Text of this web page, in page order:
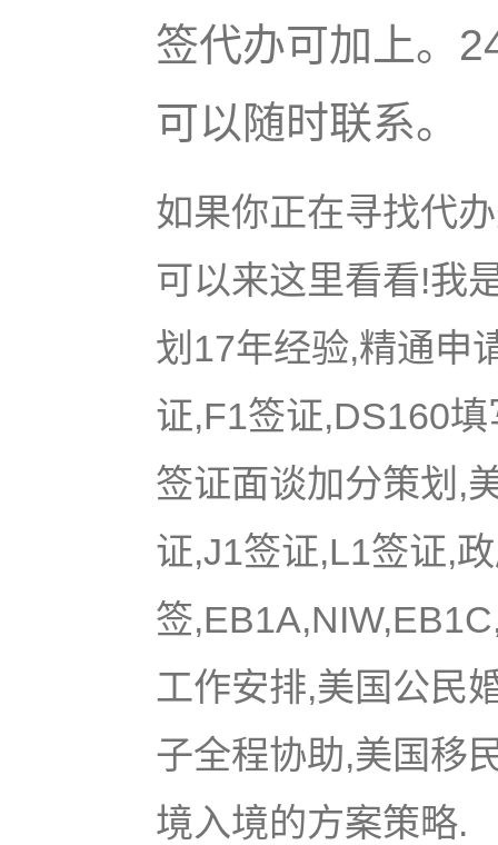
签代办可加上。
可以随时联系。
如果你正在寻找代
可以来这里看看!我
划17年经验,精通申
证,F1签证,DS160
签证面谈加分策划,
证,J1签证,L1签证,
签
工作安排,美国公民
子全程协助,美国移
境入境的方案策略.